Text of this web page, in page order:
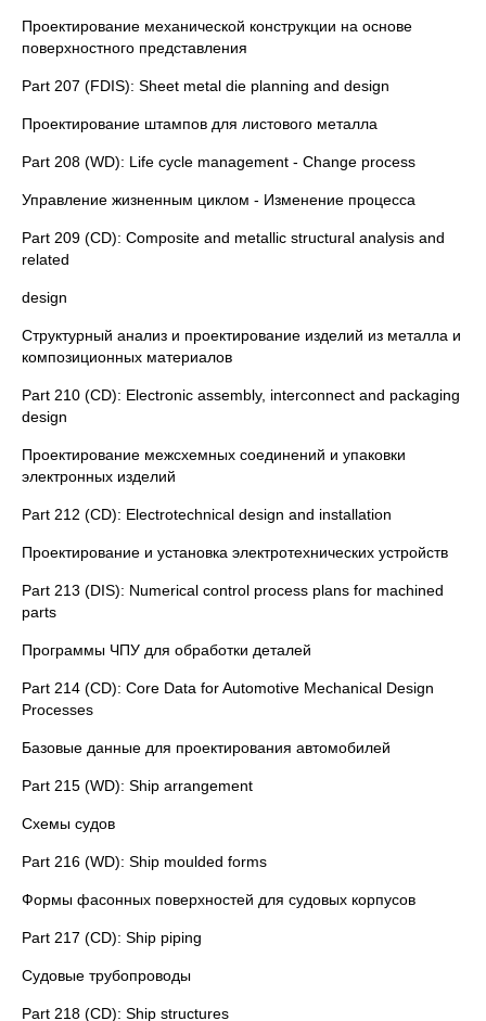
Проектирование механической конструкции на основе
поверхностного представления
Part 207 (FDIS): Sheet metal die planning and design
Проектирование штампов для листового металла
Part 208 (WD): Life cycle management - Change process
Управление жизненным циклом - Изменение процесса
Part 209 (CD): Composite and metallic structural analysis and
related
design
Структурный анализ и проектирование изделий из металла и
композиционных материалов
Part 210 (CD): Electronic assembly, interconnect and packaging
design
Проектирование межсхемных соединений и упаковки
электронных изделий
Part 212 (CD): Electrotechnical design and installation
Проектирование и установка электротехнических устройств
Part 213 (DIS): Numerical control process plans for machined
parts
Программы ЧПУ для обработки деталей
Part 214 (CD): Core Data for Automotive Mechanical Design
Processes
Базовые данные для проектирования автомобилей
Part 215 (WD): Ship arrangement
Схемы судов
Part 216 (WD): Ship moulded forms
Формы фасонных поверхностей для судовых корпусов
Part 217 (CD): Ship piping
Судовые трубопроводы
Part 218 (CD): Ship structures